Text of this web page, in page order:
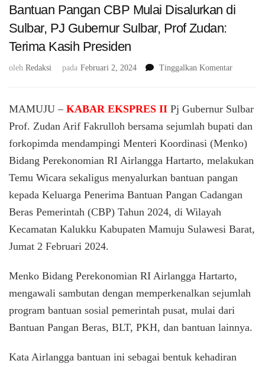
Bantuan Pangan CBP Mulai Disalurkan di
Sulbar, PJ Gubernur Sulbar, Prof Zudan:
Terima Kasih Presiden
oleh Redaksi pada Februari 2, 2024 Tinggalkan Komentarpada
CBP
di
PJ
Gubernur
Terima
MAMUJU – KABAR EKSPRES II Pj Gubernur Sulbar
Prof. Zudan Arif Fakrulloh bersama sejumlah bupati dan
forkopimda mendampingi Menteri Koordinasi (Menko)
Bidang Perekonomian RI Airlangga Hartarto, melakukan
Temu Wicara sekaligus menyalurkan bantuan pangan
kepada Keluarga Penerima Bantuan Pangan Cadangan
Beras Pemerintah (CBP) Tahun 2024, di Wilayah
Kecamatan Kalukku Kabupaten Mamuju Sulawesi Barat,
Jumat 2 Februari 2024.
Menko Bidang Perekonomian RI Airlangga Hartarto,
mengawali sambutan dengan memperkenalkan sejumlah
program bantuan sosial pemerintah pusat, mulai dari
Bantuan Pangan Beras, BLT, PKH, dan bantuan lainnya.
Kata Airlangga bantuan ini sebagai bentuk kehadiran